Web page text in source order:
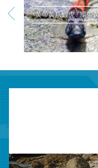
佛氏擬寄居蟹